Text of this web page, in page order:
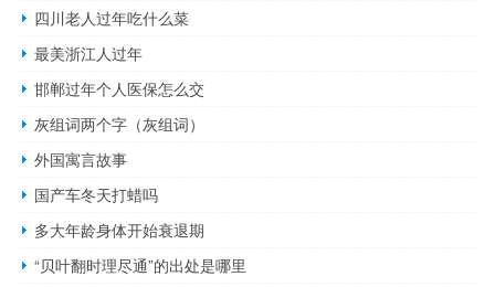
四川老人过年吃什么菜
最美浙江人过年
邯郸过年个人医保怎么交
灰组词两个字（灰组词）
外国寓言故事
国产车冬天打蜡吗
多大年龄身体开始衰退期
“贝叶翻时理尽通”的出处是哪里